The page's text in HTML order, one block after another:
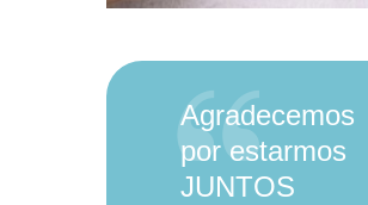
Agradecemos
por estarmos
JUNTOS